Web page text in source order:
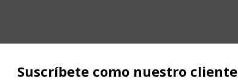
Suscríbete como nuestro cliente